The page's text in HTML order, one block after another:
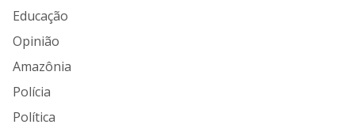
Educação
Opinião
Amazônia
Polícia
Política